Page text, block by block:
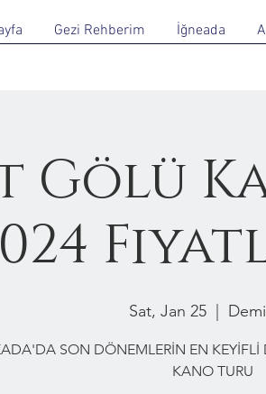
Gezi Rehberim İğneada
Gölü
Sat, Jan 25
SON DÖNEMLERİN EN
KANO TURU